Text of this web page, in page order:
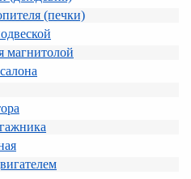
(печки)
магнитолой